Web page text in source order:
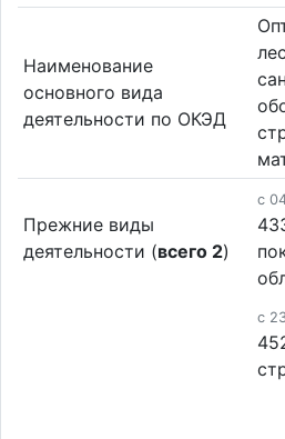
Наименование
основного вида
деятельности по ОКЭД
Прежние виды
деятельности (всего 2)
c
c